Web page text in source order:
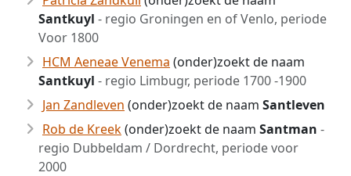
Santkuyl - regio Groningen en of Venlo, periode
Voor 1800
HCM Aeneae Venema (onder)zoekt de naam
Santkuyl - regio Limbugr, periode 1700 -1900
Jan Zandleven (onder)zoekt de naam Santleven
Rob de Kreek(onder)zoekt de naam Santman -
regio Dubbeldam / Dordrecht, periode voor
2000